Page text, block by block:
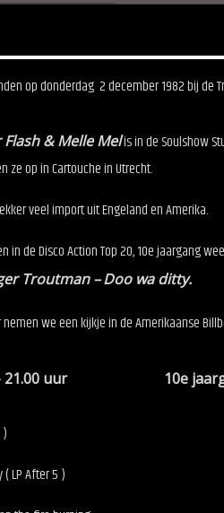
op donderdag 2 december 1982 bij de
& Melle Melis in de Soulshow
ze op in Cartouche in Utrecht.
veel import uit Engeland en Amerika.
in de Disco Action Top 20, 10e jaargang
Troutman – Doo wa ditty.
we een kijkje in de Amerikaanse
– 21.00 uur 10e
)
( LP After 5 )